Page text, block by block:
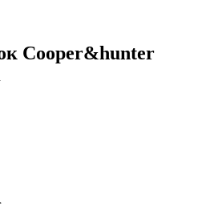
Cooper&hunter